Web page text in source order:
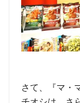
さて、『マ・